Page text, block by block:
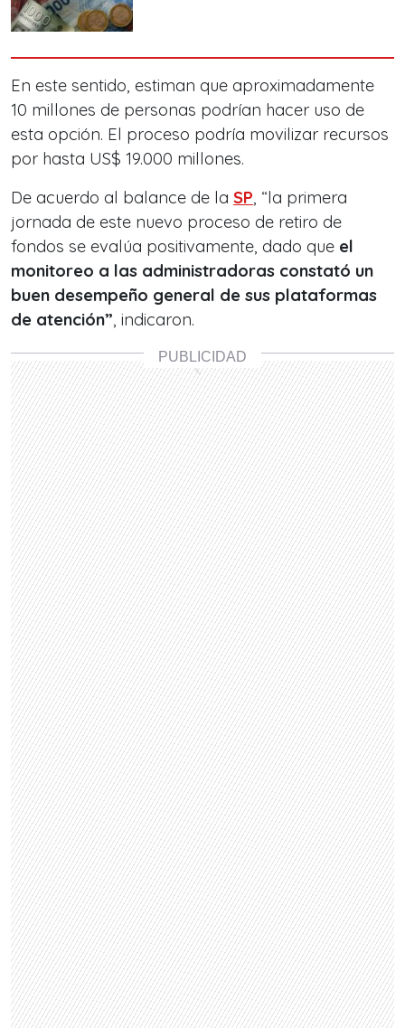
En este sentido, estiman que aproximadamente
10 millones de personas podrían hacer uso de
esta opción. El proceso podría movilizar recursos
por hasta US$ 19.000 millones.
De acuerdo al balance de la SP, “la primera
jornada de este nuevo proceso de retiro de
fondos se evalúa positivamente, dado que el
monitoreo a las administradoras constató un
buen desempeño general de sus plataformas
de atención”, indicaron.